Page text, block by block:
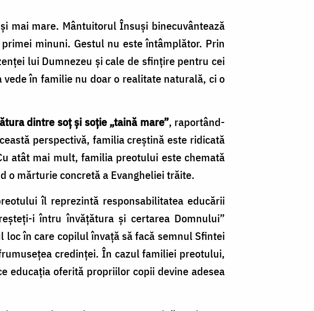
mai mare. Mântuitorul Însuși binecuvântează
minuni. Gestul nu este întâmplător. Prin
lui Dumnezeu și cale de sfințire pentru cei
în familie nu doar o realitate naturală, ci o
dintre soț și soție „taină mare”, raportând-
perspectivă, familia creștină este ridicată
atât mai mult, familia preotului este chemată
o mărturie concretă a Evangheliei trăite.
îl reprezintă responsabilitatea educării
i întru învăţătura şi certarea Domnului”
în care copilul învață să facă semnul Sfintei
credinței. În cazul familiei preotului,
educația oferită propriilor copii devine adesea